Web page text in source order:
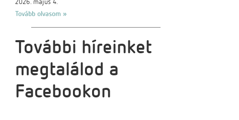
Tovább olvasom »
További híreinket
megtalálod a
Facebookon